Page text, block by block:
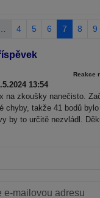
4 5 6 7 8 9
Reakce
13:54
na zkoušky nanečisto.
chyby, takže 41 bodů
by to určitě nezvládl.